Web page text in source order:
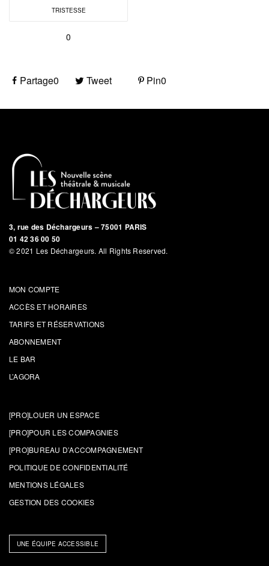
TRISTESSE
0
Partage0 Tweet Pin0
3, rue des Déchargeurs – 75001 PARIS
01 42 36 00 50
© 2021 Les Déchargeurs. All Rights Reserved.
MON COMPTE
ACCÈS ET HORAIRES
TARIFS ET RÉSERVATIONS
ABONNEMENT
LE BAR
L’AGORA
[PRO]LOUER UN ESPACE
[PRO]POUR LES COMPAGNIES
[PRO]BUREAU D’ACCOMPAGNEMENT
POLITIQUE DE CONFIDENTIALITÉ
MENTIONS LÉGALES
GESTION DES COOKIES
UNE ÉQUIPE ACCESSIBLE